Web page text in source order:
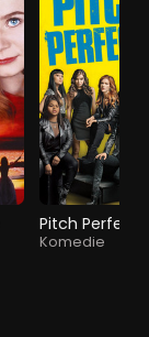
Pitch Perfect
Komedie